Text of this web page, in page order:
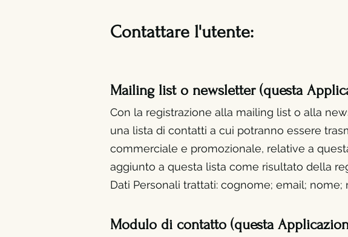
Contattare l'utente:
Mailing list o newsletter (questa
Con la registrazione alla mailing list o alla
una lista di contatti a cui potranno essere
commerciale e promozionale, relative a
aggiunto a questa lista come risultato della
Dati Personali trattati: cognome; email;
Modulo di contatto (questa